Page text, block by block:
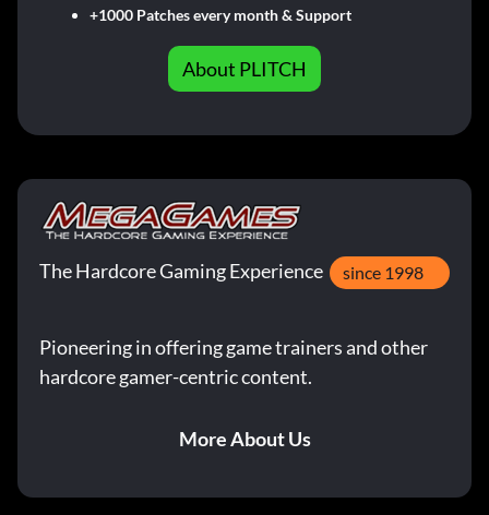
+1000 Patches every month & Support
About PLITCH
The Hardcore Gaming Experience since 1998
Pioneering in offering game trainers and other
hardcore gamer-centric content.
More About Us